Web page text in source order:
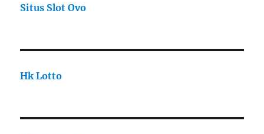
Situs Slot Ovo
Hk Lotto